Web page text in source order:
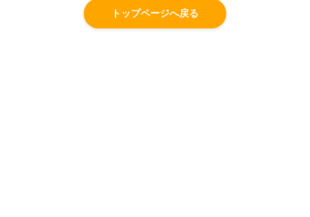
トップページへ戻る